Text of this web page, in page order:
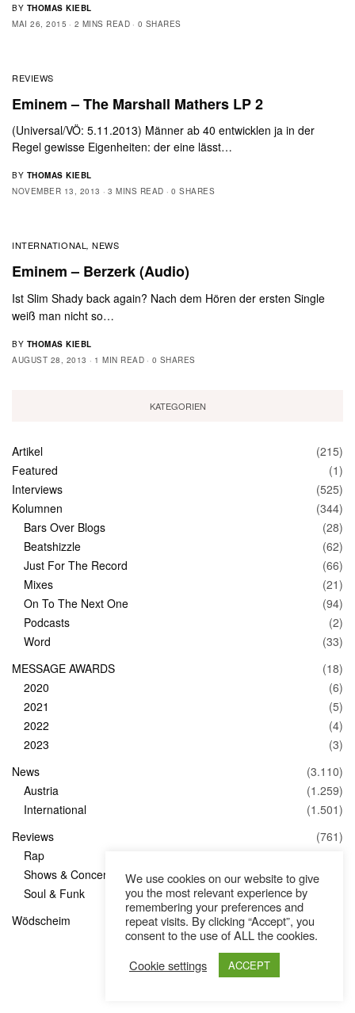
BY THOMAS KIEBL
MAI 26, 2015
2 MINS READ 0 SHARES
REVIEWS
Eminem – The Marshall Mathers LP 2
(Universal/VÖ: 5.11.2013) Männer ab 40 entwicklen ja in der
Regel gewisse Eigenheiten: der eine lässt…
BY THOMAS KIEBL
NOVEMBER 13, 2013
3 MINS READ 0 SHARES
INTERNATIONAL ,NEWS
Eminem – Berzerk (Audio)
Ist Slim Shady back again? Nach dem Hören der ersten Single
weiß man nicht so…
BY THOMAS KIEBL
AUGUST 28, 2013
1 MIN READ 0 SHARES
KATEGORIEN
Artikel
(215)
Featured
(1)
Interviews
(525)
Kolumnen
(344)
Bars Over Blogs
(28)
Beatshizzle
(62)
Just For The Record
(66)
Mixes
(21)
On To The Next One
(94)
Podcasts
(2)
Word
(33)
MESSAGE AWARDS
(18)
2020
(6)
2021
(5)
2022
(4)
2023
(3)
News
(3.110)
Austria
(1.259)
International
(1.501)
Reviews
(761)
Rap
Shows & Concerts
(347)
Soul & Funk
Wödscheim
We use cookies on our website to give
you the most relevant experience by
remembering your preferences and
repeat visits. By clicking “Accept”, you
consent to the use of ALL the cookies.
Cookie settings
ACCEPT